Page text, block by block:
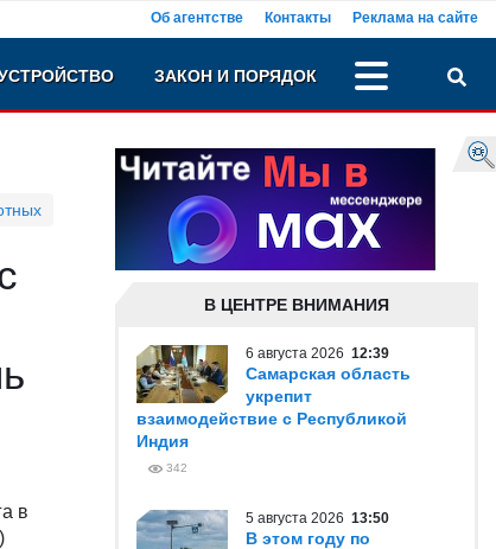
Об агентстве Контакты Реклама на сайте
ЗАКОН И ПОРЯДОК
в
В ЦЕНТРЕ ВНИМАНИЯ
6 августа 2026 12:39
Самарская область
укрепит
взаимодействие с Республикой
Индия
342
5 августа 2026 13:50
В этом году по